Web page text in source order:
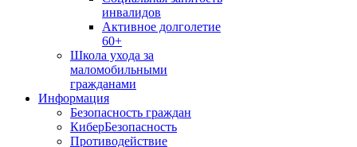
инвалидов
Активное долголетие
60+
Школа ухода за
маломобильными
гражданами
Информация
Безопасность граждан
КиберБезопасность
Противодействие